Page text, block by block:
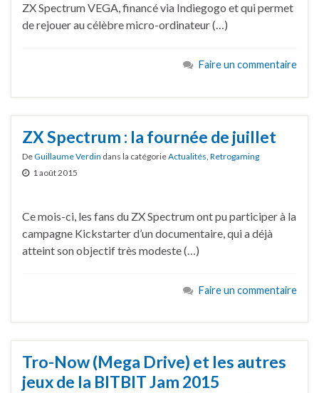
ZX Spectrum VEGA, financé via Indiegogo et qui permet
de rejouer au célèbre micro-ordinateur (…)
Faire un commentaire
ZX Spectrum : la fournée de juillet
DeGuillaume Verdin dans la catégorieActualités Retrogaming
1 août 2015
Ce mois-ci, les fans du ZX Spectrum ont pu participer à la
campagne Kickstarter d’un documentaire, qui a déjà
atteint son objectif très modeste (…)
Faire un commentaire
Tro-Now (Mega Drive) et les autres
jeux de la BITBIT Jam 2015